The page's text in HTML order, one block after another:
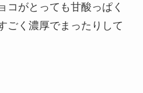
コがとっても甘酸っぱく
ごく濃厚でまったりして